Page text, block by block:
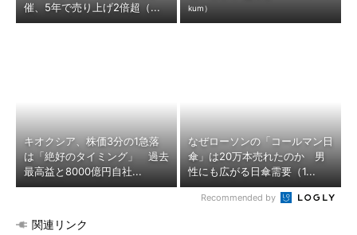
催、5年で売り上げ2倍超（...
kum）
キオクシア、株価3分の1急落
は「絶好のタイミング」 過去
最高益と8000億円自社...
なぜローソンの「コールマン日
傘」は20万本売れたのか 男
性にも広がる日傘需要（1...
Recommended by
関連リンク